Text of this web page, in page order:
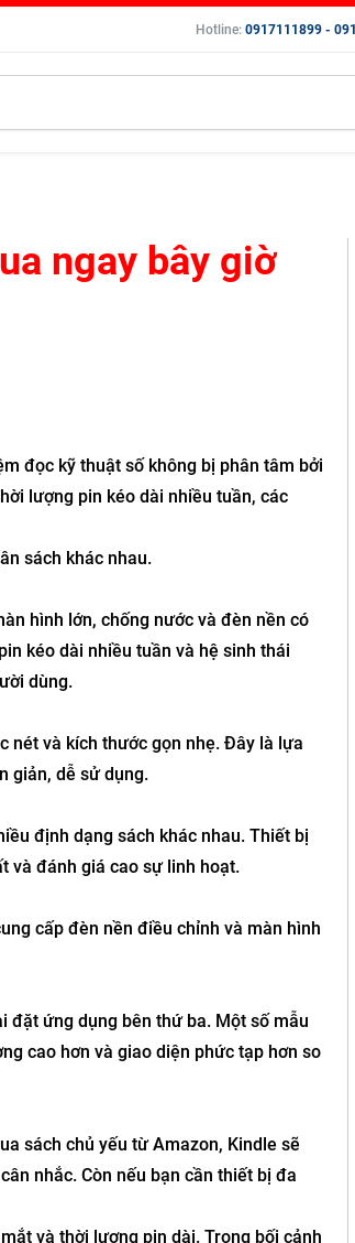
Hotline: 0917111899 -
ngay bây giờ
đọc kỹ thuật số không bị phân tâm bởi
lượng pin kéo dài nhiều tuần, các
sách khác nhau.
hình lớn, chống nước và đèn nền có
kéo dài nhiều tuần và hệ sinh thái
dùng.
nét và kích thước gọn nhẹ. Đây là lựa
giản, dễ sử dụng.
định dạng sách khác nhau. Thiết bị
và đánh giá cao sự linh hoạt.
cấp đèn nền điều chỉnh và màn hình
đặt ứng dụng bên thứ ba. Một số mẫu
cao hơn và giao diện phức tạp hơn so
sách chủ yếu từ Amazon, Kindle sẽ
nhắc. Còn nếu bạn cần thiết bị đa
và thời lượng pin dài. Trong bối cảnh